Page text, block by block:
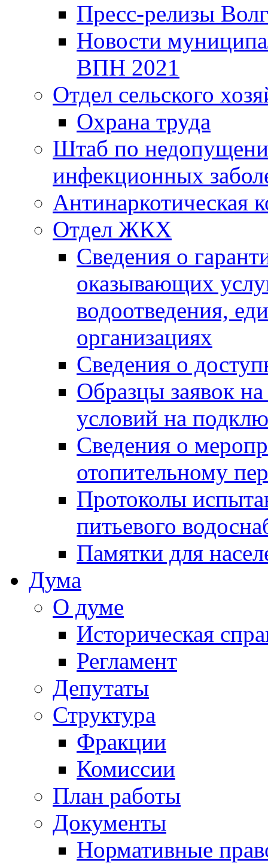
Пресс-релизы
Новости
ВПН 2021
Отдел сельского
Охрана труда
Штаб по
инфекционных
Антинаркотическая
Отдел ЖКХ
Сведения о
оказывающих
водоотведения,
организациях
Сведения о
Образцы заявок
условий на
Сведения о
отопительному
Протоколы
питьевого
Памятки для
Дума
О думе
Историческая
Регламент
Депутаты
Структура
Фракции
Комиссии
План работы
Документы
Нормативные